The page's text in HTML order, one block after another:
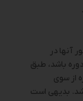
آنها در
دوره باشد، طبق
از سوی
بدیهی است